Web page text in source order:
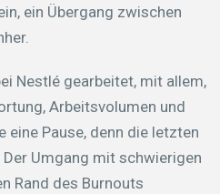
ein Übergang zwischen
Nestlé gearbeitet, mit allem,
Arbeitsvolumen und
eine Pause, denn die letzten
Umgang mit schwierigen
Rand des Burnouts